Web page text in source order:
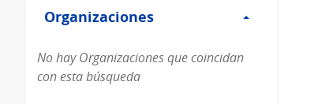
Organizaciones
Organizaciones
No hay Organizaciones que coincidan
con esta búsqueda